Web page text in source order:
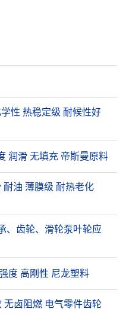
性 热稳定级 耐候性好
润滑 无填充 帝斯曼原料
油 薄膜级 耐热老化
、齿轮、滑轮泵叶轮应
度 高刚性 尼龙塑料
无卤阻燃 电气零件齿轮